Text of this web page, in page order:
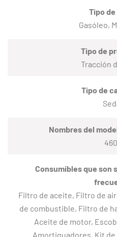
Tipo
Gasóleo,
Tipo de
Tracción
Tipo de
Nombres del
460
Consumibles que son
Filtro de aceite, Filtro de
de combustible, Filtro de
Aceite de motor,
Amortiguadores, Kit